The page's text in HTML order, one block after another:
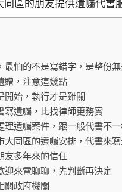
同區的朋友提供遺囑代書
最怕的不是寫錯字，是整份
贈，注意這幾點
開始，執行才是難關
寫遺囑，比找律師更務實
理遺囑案件，跟一般代書不
大同區的遺囑安排，代書來
友多年來的信任
迎來電聊聊，先判斷再決定
關政府機關